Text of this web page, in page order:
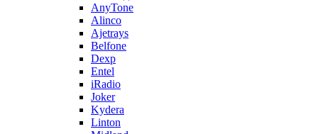
AnyTone
Alinco
Ajetrays
Belfone
Dexp
Entel
iRadio
Joker
Kydera
Linton